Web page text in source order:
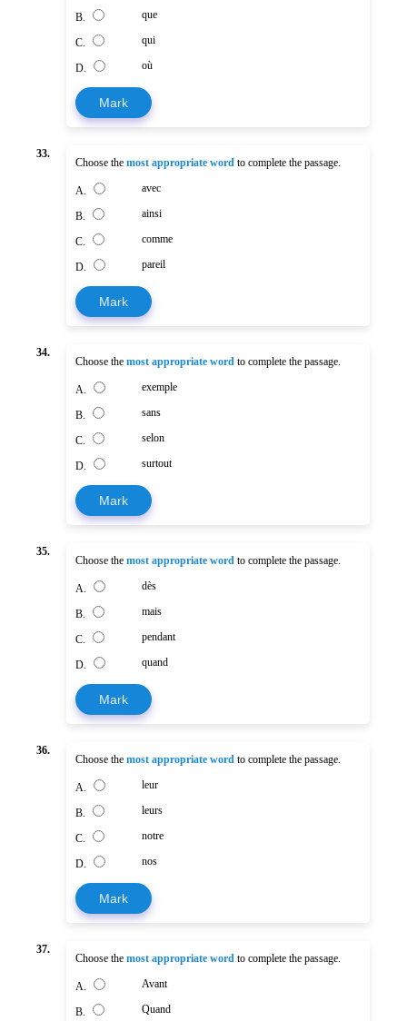
B. que
C. qui
D. où
Mark
33.
Choose the most appropriate word to complete the passage.
A. avec
B. ainsi
C. comme
D. pareil
Mark
34.
Choose the most appropriate word to complete the passage.
A. exemple
B. sans
C. selon
D. surtout
Mark
35.
Choose the most appropriate word to complete the passage.
A. dès
B. mais
C. pendant
D. quand
Mark
36.
Choose the most appropriate word to complete the passage.
A. leur
B. leurs
C. notre
D. nos
Mark
37.
Choose the most appropriate word to complete the passage.
A. Avant
B. Quand